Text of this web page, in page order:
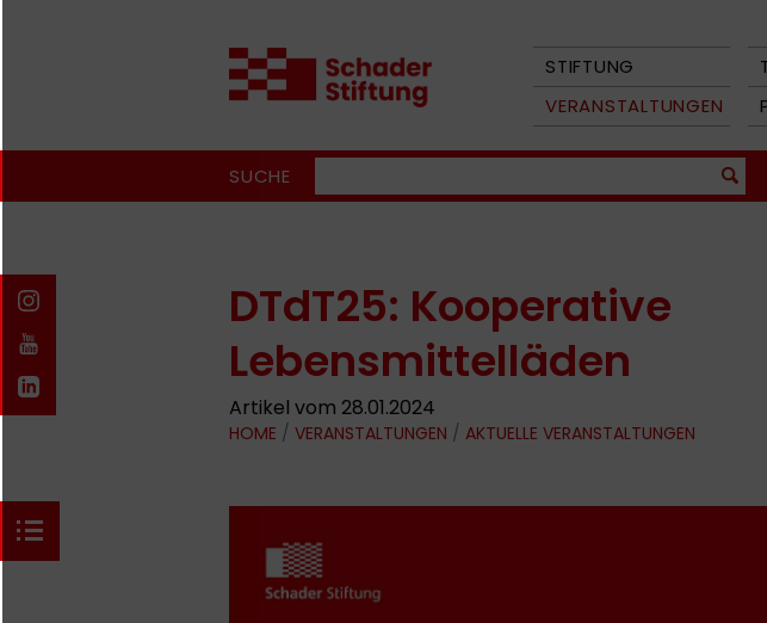
STIFTUNG
VERANSTALTUNGEN
SUCHE
DTdT25: Kooperative
Lebensmittelläden
Artikel vom 28.01.2024
HOME / VERANSTALTUNGEN / AKTUELLE VERANSTALTUNGEN